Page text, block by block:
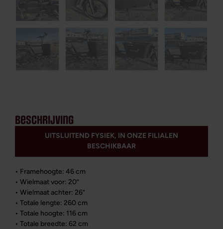
beschrijving
UITSLUITEND FYSIEK, IN ONZE FILIALEN
BESCHIKBAAR
• Framehoogte: 46 cm
• Wielmaat voor: 20”
• Wielmaat achter: 26”
• Totale lengte: 260 cm
• Totale hoogte: 116 cm
• Totale breedte: 62 cm